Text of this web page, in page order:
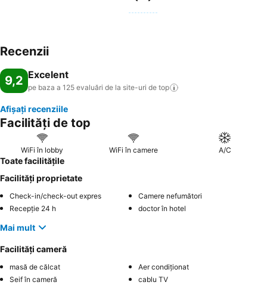
Recenzii
9,2 Excelent
pe baza a 125 evaluări de la site-uri de top
Afișați recenziile
Facilități de top
WiFi în lobby WiFi în camere A/C
Toate facilitățile
Facilități proprietate
Check-in/check-out expres
Camere nefumători
Recepție 24 h
doctor în hotel
Mai mult
Facilități cameră
masă de călcat
Aer condiționat
Seif în cameră
cablu TV